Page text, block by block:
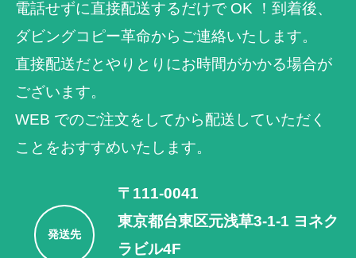
電話せずに直接配送するだけで OK ！到着後、
ダビングコピー革命からご連絡いたします。
直接配送だとやりとりにお時間がかかる場合が
ございます。
WEB でのご注⽂をしてから配送していただく
ことをおすすめいたします。
発送先
〒111-0041
東京都台東区元浅草3-1-1 ヨネク
ラビル4F